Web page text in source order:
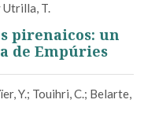
Utrilla, T.
pirenaicos: un
de Empúries
Y.; Touihri, C.; Belarte,